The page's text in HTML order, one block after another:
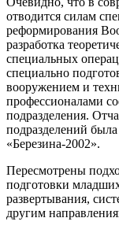
отводится силам
реформирования
разработка
специальных
специально
вооружением и
профессионалами
подразделения.
подразделений
«Березина-2002».
Пересмотрены
подготовки
развертывания,
другим